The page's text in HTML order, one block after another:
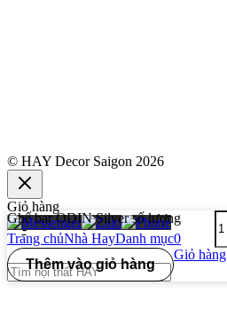
© HAY Decor Saigon 2026
Giỏ hàng
Trang chủNhà HayDanh mục0
Giỏ hàng
-
Ghế bar ODIN Silver số lượng
Thêm vào giỏ hàng